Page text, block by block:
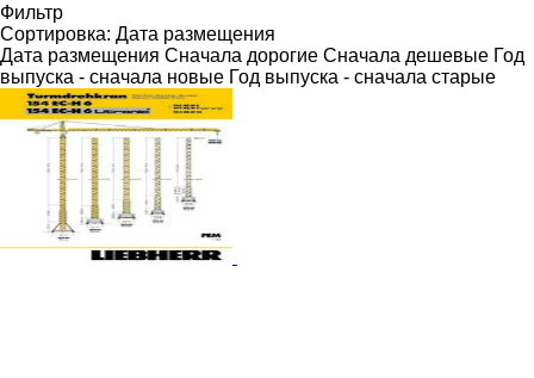
Фильтр
Сортировка: Дата размещения
Дата размещения Сначала дорогие Сначала дешевые Год
выпуска - сначала новые Год выпуска - сначала старые